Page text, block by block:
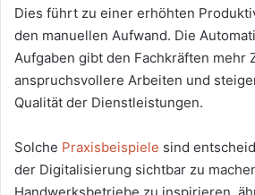
Dies führt zu einer erhöhten
den manuellen Aufwand. Die
Aufgaben gibt den Fachkräften mehr
anspruchsvollere Arbeiten und
Qualität der Dienstleistungen.
Solche Praxisbeispiele sind
der Digitalisierung sichtbar zu
Handwerksbetriebe zu inspirieren,